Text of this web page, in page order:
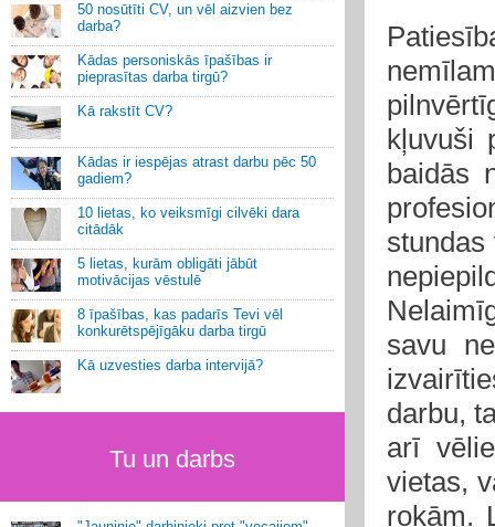
50 nosūtīti CV, un vēl aizvien bez
darba?
Kādas personiskās īpašības ir
pieprasītas darba tirgū?
Kā rakstīt CV?
Kādas ir iespējas atrast darbu pēc 50
gadiem?
10 lietas, ko veiksmīgi cilvēki dara
citādāk
5 lietas, kurām obligāti jābūt
motivācijas vēstulē
8 īpašības, kas padarīs Tevi vēl
konkurētspējīgāku darba tirgū
Kā uzvesties darba intervijā?
Tu un darbs
kļuvuši
baidās
savu
darbu,
arī
vietas,
rokām.